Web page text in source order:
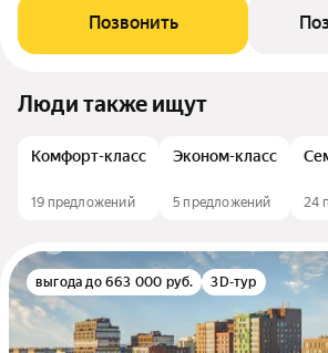
Позвонить
Люди также ищут
Комфорт-класс
19 предложений
Эконом-класс
5 предложений 24
выгода до 663 000 руб. 3D-тур